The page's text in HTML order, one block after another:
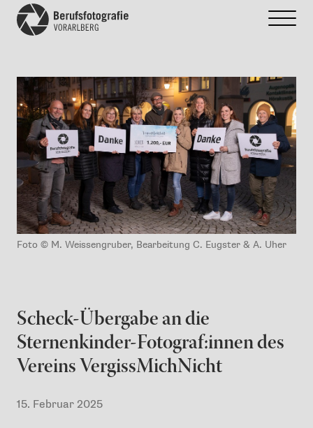
Foto © M. Weissengruber, Bearbeitung C. Eugster & A. Uher
Scheck-Übergabe an die
Sternenkinder-Fotograf:innen des
Vereins VergissMichNicht
15. Februar 2025